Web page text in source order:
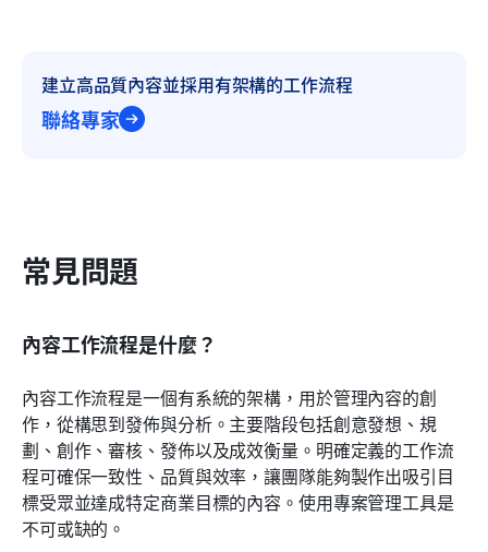
建立高品質內容並採用有架構的工作流程
聯絡專家
常見問題
內容工作流程是什麼？
內容工作流程是一個有系統的架構，用於管理內容的創
作，從構思到發佈與分析。主要階段包括創意發想、規
劃、創作、審核、發佈以及成效衡量。明確定義的工作流
程可確保一致性、品質與效率，讓團隊能夠製作出吸引目
標受眾並達成特定商業目標的內容。使用專案管理工具是
不可或缺的。